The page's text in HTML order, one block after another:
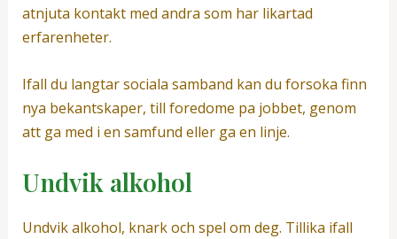
atnjuta kontakt med andra som har likartad
erfarenheter.
Ifall du langtar sociala samband kan du forsoka finn
nya bekantskaper, till foredome pa jobbet, genom
att ga med i en samfund eller ga en linje.
Undvik alkohol
Undvik alkohol, knark och spel om deg. Tillika ifall